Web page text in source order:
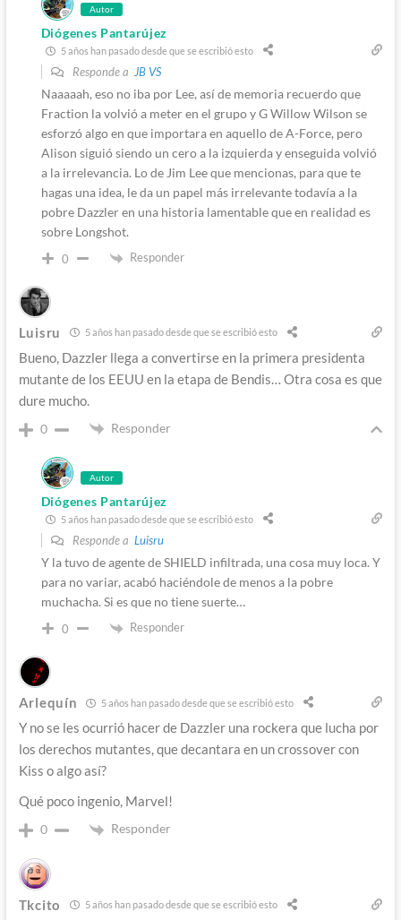
Autor
Diógenes Pantarújez
5 años han pasado desde que se escribió esto
Responde a JB VS
Naaaaah, eso no iba por Lee, así de memoria recuerdo que
Fraction la volvió a meter en el grupo y G Willow Wilson se
esforzó algo en que importara en aquello de A-Force, pero
Alison siguió siendo un cero a la izquierda y enseguida volvió
a la irrelevancia. Lo de Jim Lee que mencionas, para que te
hagas una idea, le da un papel más irrelevante todavía a la
pobre Dazzler en una historia lamentable que en realidad es
sobre Longshot.
0 Responder
Luisru 5 años han pasado desde que se escribió esto
Bueno, Dazzler llega a convertirse en la primera presidenta
mutante de los EEUU en la etapa de Bendis… Otra cosa es que
dure mucho.
0 Responder
Autor
Diógenes Pantarújez
5 años han pasado desde que se escribió esto
Responde a Luisru
Y la tuvo de agente de SHIELD infiltrada, una cosa muy loca. Y
para no variar, acabó haciéndole de menos a la pobre
muchacha. Si es que no tiene suerte…
0 Responder
Arlequín 5 años han pasado desde que se escribió esto
Y no se les ocurrió hacer de Dazzler una rockera que lucha por
los derechos mutantes, que decantara en un crossover con
Kiss o algo así?
Qué poco ingenio, Marvel!
0 Responder
Tkcito 5 años han pasado desde que se escribió esto